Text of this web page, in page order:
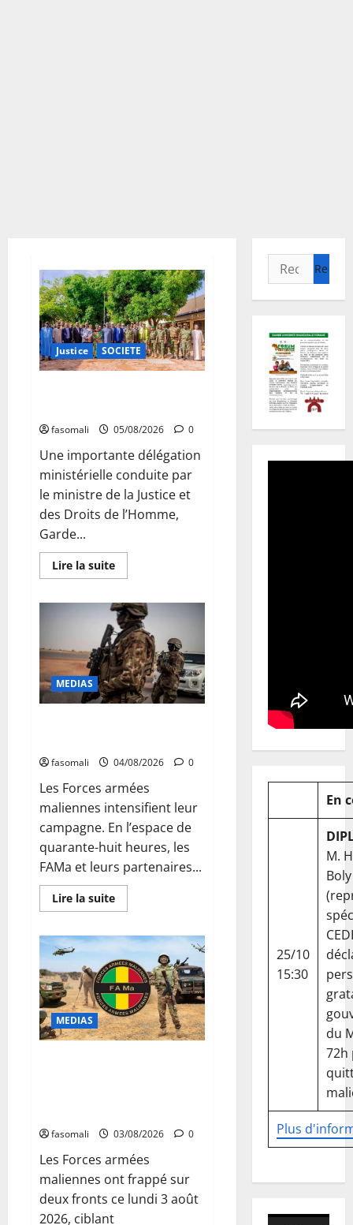
Justice SOCIETE
fasomali 05/08/2026 0
Une importante délégation
ministérielle conduite par
le ministre de la Justice et
des Droits de l’Homme,
Garde...
Lire la suiteEn
savoir
Bollé
:
Appui
aux
mineurs
détenus
MEDIAS
fasomali 04/08/2026 0
Les Forces armées
maliennes intensifient leur
campagne. En l’espace de
quarante-huit heures, les
FAMa et leurs partenaires...
Lire la suiteEn
savoir
Mali
les
FAMa
frappent
en
profondeur
dans
le
nord
MEDIAS
fasomali 03/08/2026 0
Les Forces armées
maliennes ont frappé sur
deux fronts ce lundi 3 août
2026, ciblant
Rechercher :
En
Plus
25/10
15:30
M.
Boly
du
72h